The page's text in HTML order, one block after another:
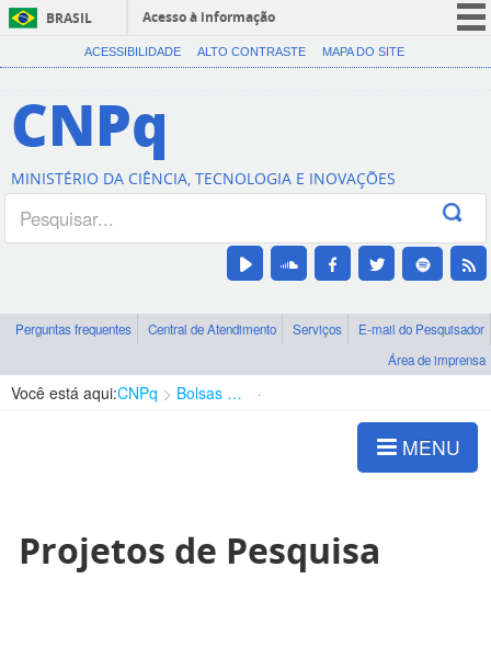
BRASIL
Acesso à informação
CORONAVÍRUS (COVID-19)
Canais
ACESSIBILIDADE ALTO CONTRASTE MAPA DO SITE
CNPq
MINISTÉRIO DA CIÊNCIA, TECNOLOGIA E INOVAÇÕES
Perguntas frequentes Central de Atendimento Serviços
E-mail do Pesquisador
Área de imprensa
Você está aqui:CNPq Bolsas e Auxílios Vigentes
MENU
Projetos de Pesquisa